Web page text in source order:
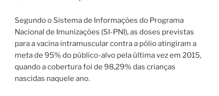
Segundo o Sistema de Informações do Programa
Nacional de Imunizações (SI-PNI), as doses previstas
para a vacina intramuscular contra a pólio atingiram a
meta de 95% do público-alvo pela última vez em 2015,
quando a cobertura foi de 98,29% das crianças
nascidas naquele ano.